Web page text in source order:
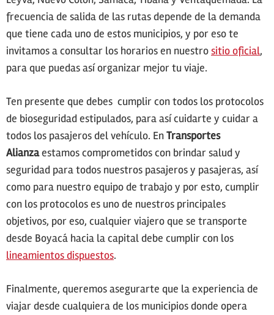
frecuencia de salida de las rutas depende de la demanda
que tiene cada uno de estos municipios, y por eso te
invitamos a consultar los horarios en nuestrositio oficial,
para que puedas así organizar mejor tu viaje.
Ten presente que debes cumplir con todos los protocolos
de bioseguridad estipulados, para así cuidarte y cuidar a
todos los pasajeros del vehículo. EnTransportes
Alianzaestamos comprometidos con brindar salud y
seguridad para todos nuestros pasajeros y pasajeras, así
como para nuestro equipo de trabajo y por esto, cumplir
con los protocolos es uno de nuestros principales
objetivos, por eso, cualquier viajero que se transporte
desde Boyacá hacia la capital debe cumplir con los
lineamientos dispuestos.
Finalmente, queremos asegurarte que la experiencia de
viajar desde cualquiera de los municipios donde opera